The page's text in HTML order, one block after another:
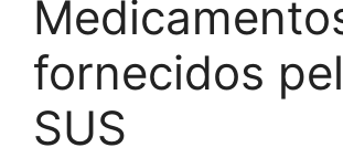
fornecidos
SUS